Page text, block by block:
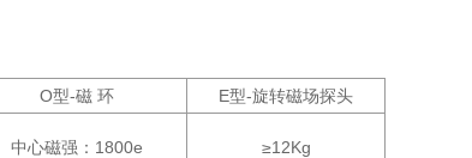
O型-磁 环 E型-旋转磁场探头
中心磁强：1800e ≥12Kg